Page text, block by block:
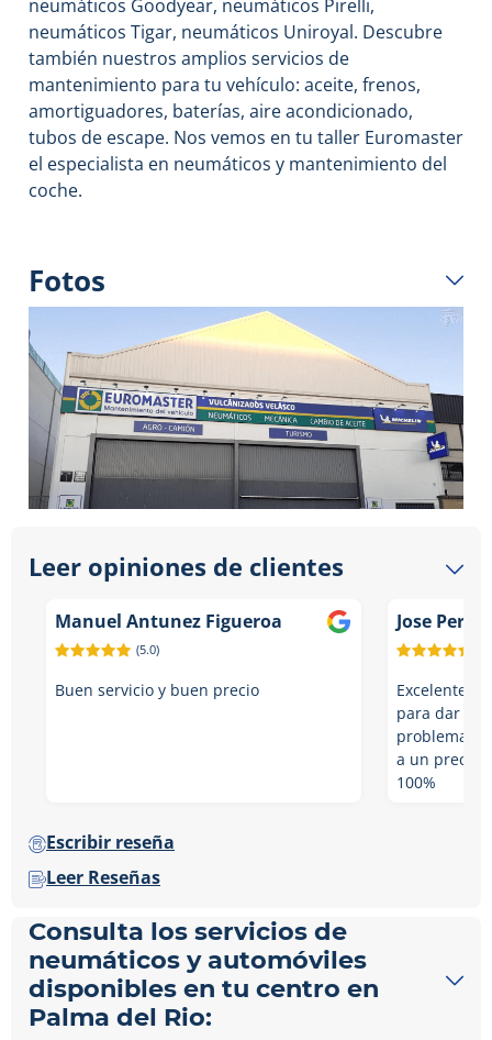
neumáticos Goodyear, neumáticos Pirelli,
neumáticos Tigar, neumáticos Uniroyal. Descubre
también nuestros amplios servicios de
mantenimiento para tu vehículo: aceite, frenos,
amortiguadores, baterías, aire acondicionado,
tubos de escape. Nos vemos en tu taller Euromaster
el especialista en neumáticos y mantenimiento del
coche.
Fotos
Leer opiniones de clientes
Manuel Antunez Figueroa
(5.0)
Buen servicio y buen precio
Jose Perez
Excelente
para dar
problema.
a un precio
100%
Escribir reseña
Leer Reseñas
Consulta los servicios de
neumáticos y automóviles
disponibles en tu centro en
Palma del Rio: